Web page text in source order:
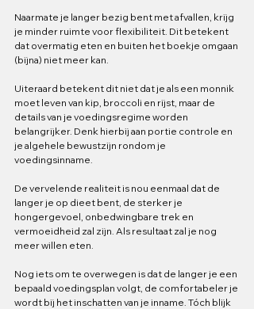
Naarmate je langer bezig bent met afvallen, krijg
je minder ruimte voor flexibiliteit. Dit betekent
dat overmatig eten en buiten het boekje omgaan
(bijna) niet meer kan.
Uiteraard betekent dit niet dat je als een monnik
moet leven van kip, broccoli en rijst, maar de
details van je voedingsregime worden
belangrijker. Denk hierbij aan portie controle en
je algehele bewustzijn rondom je
voedingsinname.
De vervelende realiteit is nou eenmaal dat de
langer je op dieet bent, de sterker je
hongergevoel, onbedwingbare trek en
vermoeidheid zal zijn. Als resultaat zal je nog
meer willen eten.
Nog iets om te overwegen is dat de langer je een
bepaald voedingsplan volgt, de comfortabeler je
wordt bij het inschatten van je inname. Tóch blijk